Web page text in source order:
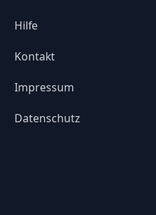
Hilfe
Kontakt
Impressum
Datenschutz